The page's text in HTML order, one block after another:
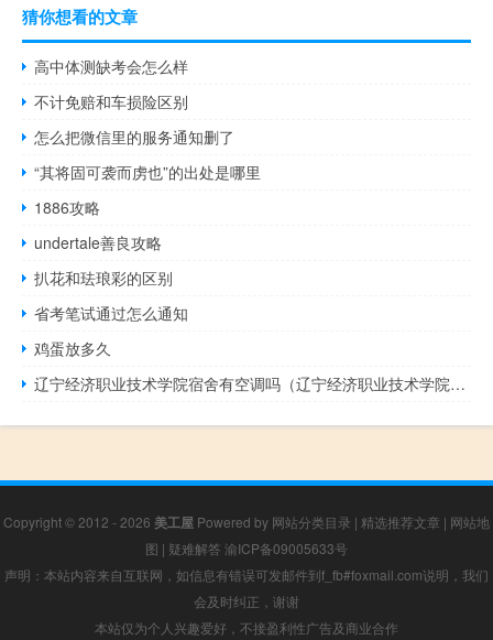
猜你想看的文章
高中体测缺考会怎么样
不计免赔和车损险区别
怎么把微信里的服务通知删了
“其将固可袭而虏也”的出处是哪里
1886攻略
undertale善良攻略
扒花和珐琅彩的区别
省考笔试通过怎么通知
鸡蛋放多久
辽宁经济职业技术学院宿舍有空调吗（辽宁经济职业技术学院宿舍）
Copyright © 2012 - 2026 美工屋 Powered by 网站分类目录 | 精选推荐文章 | 网站地
图 | 疑难解答 渝ICP备09005633号
声明：本站内容来自互联网，如信息有错误可发邮件到f_fb#foxmail.com说明，我们
会及时纠正，谢谢
本站仅为个人兴趣爱好，不接盈利性广告及商业合作